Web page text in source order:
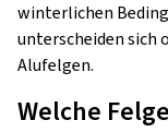
winterlichen
unterscheiden sich
Alufelgen.
Welche